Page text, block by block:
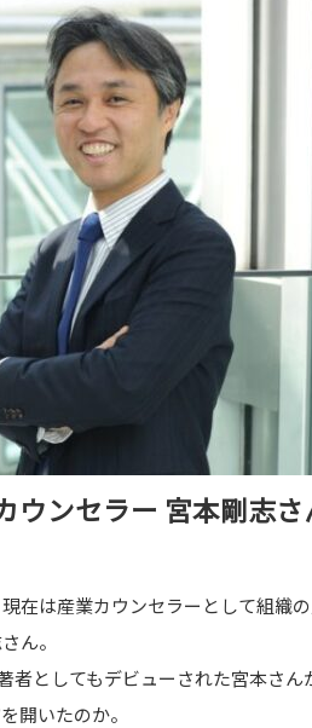
ウンセラー 宮本剛志さ
在は産業カウンセラーとして組織
ん。
者としてもデビューされた宮本さん
開いたのか。